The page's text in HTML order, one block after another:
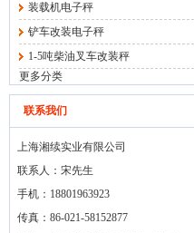
装载机电子秤
铲车改装电子秤
1-5吨柴油叉车改装秤
更多分类
联系我们
上海湘续实业有限公司
联系人：宋先生
手机：18801963923
传真：86-021-58152877